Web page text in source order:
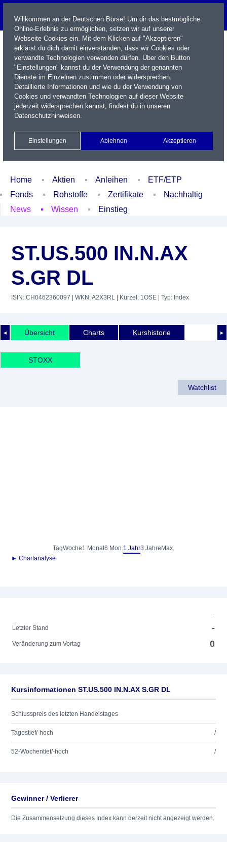
Name / WKN / ISIN / Kürzel
Xetra Realtime
Watchlist Portfolio Login
Home Aktien Anleihen
ETF/ETP
Fonds
Rohstoffe Zertifikate
Nachhaltig
News
Wissen Einstieg
ST.US.500 IN.N.AX
S.GR DL
ISIN: CH0462360097 | WKN: A2X3RL | Kürzel: 1OSE | Typ: Index
◄ ►
Übersicht Charts Kurshistorie
STOXX
Watchlist
TagWoche1 Monat6 Mon.1 Jahr3 Jahre Max.
► Chartanalyse
-
Letzter Stand
-
Veränderung zum Vortag 0
Kursinformationen ST.US.500 IN.N.AX S.GR DL
Schlusspreis des letzten Handelstages
Tagestief/-hoch /
52-Wochentief/-hoch /
Gewinner / Verlierer
Die Zusammensetzung dieses Index kann derzeit nicht angezeigt werden.
Willkommen an der Deutschen Börse! Um dir das bestmögliche
Online-Erlebnis zu ermöglichen, setzen wir auf unserer
Webseite Cookies ein. Mit dem Klicken auf "Akzeptieren"
erklärst du dich damit einverstanden, dass wir Cookies oder
verwandte Technologien verwenden dürfen. Über den Button
"Einstellungen" kannst du der Verwendung der genannten
Dienste im Einzelnen zustimmen oder widersprechen.
Detaillierte Informationen und wie du der Verwendung von
Cookies und verwandten Technologien auf dieser Website
jederzeit widersprechen kannst, findest du in unseren
Datenschutzhinweisen.
Einstellungen Ablehnen Akzeptieren